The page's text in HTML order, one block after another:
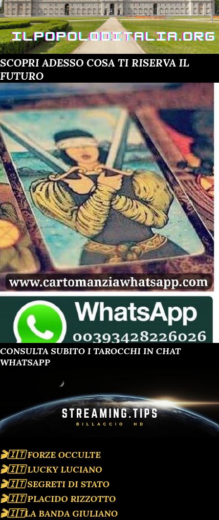
SCOPRI ADESSO COSA TI RISERVA IL
FUTURO
CONSULTA SUBITO I TAROCCHI IN CHAT
WHATSAPP
🎬🇮🇹 FORZE OCCULTE
🎬🇮🇹 LUCKY LUCIANO
🎬🇮🇹 SEGRETI DI STATO
🎬🇮🇹 PLACIDO RIZZOTTO
🎬🇮🇹LA BANDA GIULIANO